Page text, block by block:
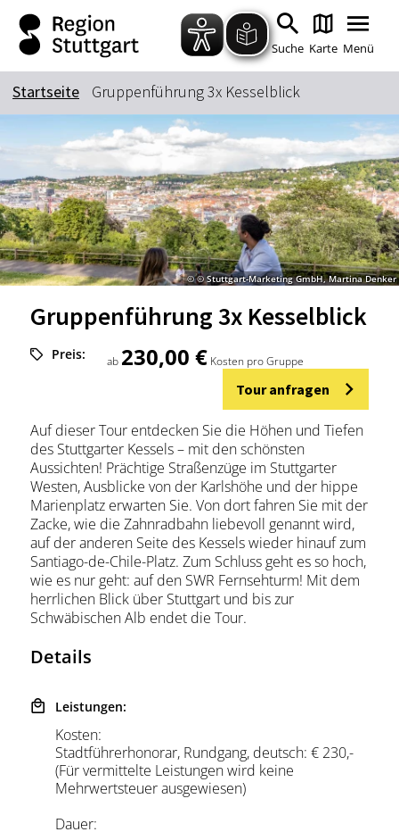
Zum Hauptinhalt springen
Zur Suche springen
Zur Hauptnavigation
Zum Footer springen
Suche Karte Menü
Suchbegriff
Das könnte Sie interessieren
Stadtführungen
Tickets
Citytour
Übernachtung
Erlebnisse
Essen & Trinken
Wein
Automobil
Kultur
Feste & Highlights
Startseite Gruppenführung 3x Kesselblick
© © Stuttgart-Marketing GmbH, Martina Denker
Gruppenführung 3x Kesselblick
Preis: ab 230,00 € Kosten pro Gruppe
Tour anfragen
Auf dieser Tour entdecken Sie die Höhen und Tiefen
des Stuttgarter Kessels – mit den schönsten
Aussichten! Prächtige Straßenzüge im Stuttgarter
Westen, Ausblicke von der Karlshöhe und der hippe
Marienplatz erwarten Sie. Von dort fahren Sie mit der
Zacke, wie die Zahnradbahn liebevoll genannt wird,
auf der anderen Seite des Kessels wieder hinauf zum
Santiago-de-Chile-Platz. Zum Schluss geht es so hoch,
wie es nur geht: auf den SWR Fernsehturm! Mit dem
herrlichen Blick über Stuttgart und bis zur
Schwäbischen Alb endet die Tour.
Details
Leistungen:
Kosten:
Stadtführerhonorar, Rundgang, deutsch: € 230,-
(Für vermittelte Leistungen wird keine
Mehrwertsteuer ausgewiesen)
Dauer: